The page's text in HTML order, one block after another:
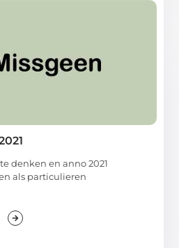
denken en anno 2021
als particulieren